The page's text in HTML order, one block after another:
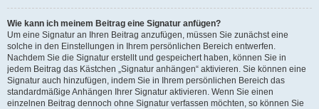
Wie kann ich meinem Beitrag eine Signatur anfügen?
Um eine Signatur an Ihren Beitrag anzufügen, müssen Sie zunächst eine
solche in den Einstellungen in Ihrem persönlichen Bereich entwerfen.
Nachdem Sie die Signatur erstellt und gespeichert haben, können Sie in
jedem Beitrag das Kästchen „Signatur anhängen“ aktivieren. Sie können eine
Signatur auch hinzufügen, indem Sie in Ihrem persönlichen Bereich das
standardmäßige Anhängen Ihrer Signatur aktivieren. Wenn Sie einen
einzelnen Beitrag dennoch ohne Signatur verfassen möchten, so können Sie